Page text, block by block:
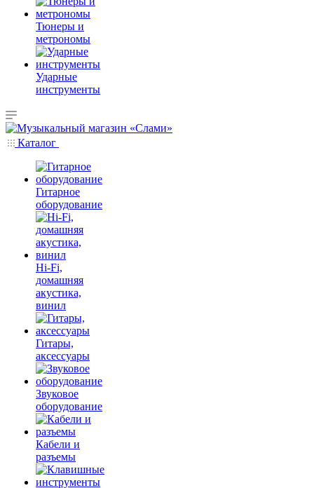
Тюнеры и
метрономы
Ударные
инструменты
Каталог
Гитарное
оборудование
Hi-Fi,
домашняя
акустика,
винил
Гитары,
аксессуары
Звуковое
оборудование
Кабели и
разъемы